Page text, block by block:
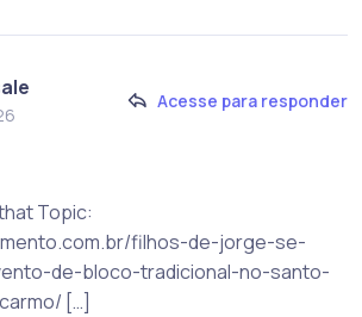
Acesse para responder
Topic:
filhos-de-jorge-se-
de-bloco-tradicional-no-santo-
[…]